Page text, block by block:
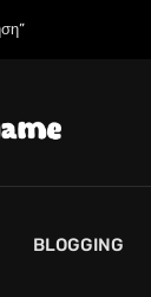
Ικανότητα
BLOGGING